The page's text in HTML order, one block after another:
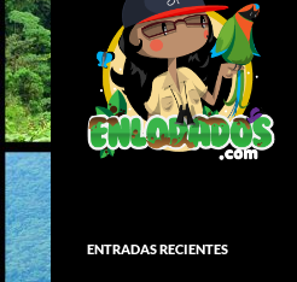
ENTRADAS RECIENTES